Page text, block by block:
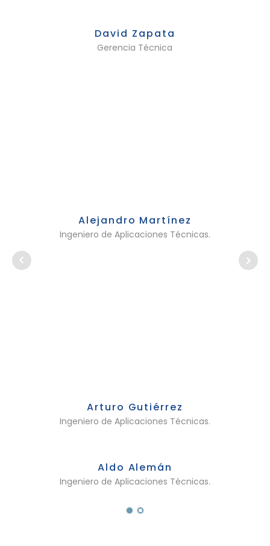
David Zapata
Gerencia Técnica
Alejandro Martínez
Ingeniero de Aplicaciones Técnicas.
Arturo Gutiérrez
Ingeniero de Aplicaciones Técnicas.
Aldo Alemán
Ingeniero de Aplicaciones Técnicas.